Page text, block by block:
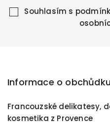
Souhlasím s
Informace o obchůdku
Francouzské delikatesy,
kosmetika z Provence